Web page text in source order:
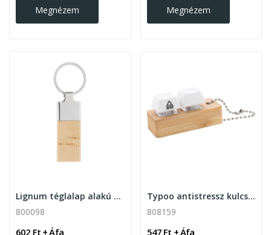
Megnézem Megnézem
Lignum téglalap alakú bambusz kulcstartó
800098
602 Ft + Áfa
Typoo antistressz kulcstartó
808159
547 Ft + Áfa